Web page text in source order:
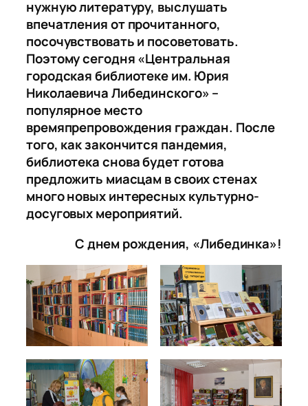
нужную литературу, выслушать
впечатления от прочитанного,
посочувствовать и посоветовать.
Поэтому сегодня «Центральная
городская библиотеке им. Юрия
Николаевича Либединского» –
популярное место
времяпрепровождения граждан. После
того, как закончится пандемия,
библиотека снова будет готова
предложить миасцам в своих стенах
много новых интересных культурно-
досуговых мероприятий.
С днем рождения, «Либединка»!